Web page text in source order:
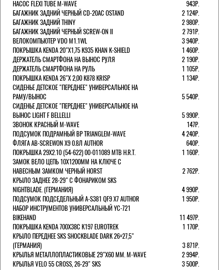
НАСОС FLEXI TUBE M-WAVE
943Р.
БАГАЖНИК ЗАДНИЙ ЧЕРНЫЙ СD-20AC OSTAND
2 124Р.
БАГАЖНИК ЗАДНИЙ THINY
2 980Р.
БАГАЖНИК ЗАДНИЙ ЧЕРНЫЙ SCREW-ON II
2 791Р.
ВЕЛОКОМПЬЮТЕР VDO M1.1WL
3 940Р.
ПОКРЫШКА KENDA 20"Х1,75 K935 KHAN K-SHIELD
1 460Р.
ДЕРЖАТЕЛЬ СМАРТФОНА НА ВЫНОС РУЛЯ
2 190Р.
ДЕРЖАТЕЛЬ СМАРТФОНА НА РУЛЬ
1 105Р.
ПОКРЫШКА KENDA 26"Х 2,00 K878 KRISP
1 134Р.
СИДЕНЬЕ ДЕТСКОЕ "ПЕРЕДНЕЕ" УНИВЕРСАЛЬНОЕ НА
РАМУ/ВЫНОС
5 540Р.
СИДЕНЬЕ ДЕТСКОЕ "ПЕРЕДНЕЕ" УНИВЕРСАЛЬНОЕ НА
ВЫНОС LIGHT F BELLELLI
5 990Р.
ЗВОНОК КРАСНЫЙ M-WAVE
147Р.
ПОДСУМОК ПОДРАМНЫЙ BP TRIANGLEM-WAVE
4 240Р.
ФЛЯГА AB-SCREWON X9 0.8Л AUTHOR
640Р.
ПОКРЫШКА 29X2.10 (54-622) 00-011089 MTB H.R.T.
1 160Р.
ЗАМОК ВЕЛО ЦЕПЬ 10Х1200ММ НА КЛЮЧЕ С
НАВЕСНЫМ ЗАМКОМ ЧЕРНЫЙ HORST
2 762Р.
КРЫЛО ЗАДНЕЕ 28-29" С ФОНАРИКОМ SKS
NIGHTBLADE. (ГЕРМАНИЯ)
4 990Р.
ПОДСУМОК ПОДСЕДЕЛЬНЫЙ A-S381 QF9 X7 AUTHOR
1 950Р.
НАБОР ИНСТРУМЕНТОВ УНИВЕРСАЛЬНЫЙ YC-721
BIKEHAND
11 497Р.
ПОКРЫШКА KENDA 700Х38С K197 EUROTREK
1 170Р.
КРЫЛО ПЕРЕДНЕЕ SKS SHOCKBLADE DARK 26+27,5"
(ГЕРМАНИЯ)
3 871Р.
КРЫЛЬЯ МЕТАЛЛОПЛАСТИКОВЫЕ 29"Х60 ММ. M-WAVE
2 994Р.
КРЫЛЬЯ VELO 55 CROSS, 26-29" SKS
3 500Р.